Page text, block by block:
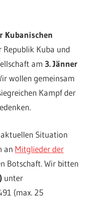
Kubanischen
Republik Kuba und
am 3. Jänner
wollen gemeinsam
Kampf der
Situation
an Mitglieder der
Botschaft. Wir bitten
unter
(max. 25